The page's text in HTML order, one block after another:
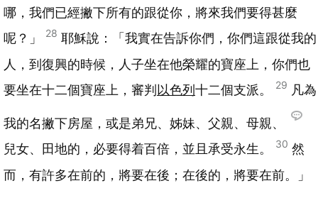
哪，我們已經撇下所有的跟從你，將來我們要得甚麼
呢？」
28 耶穌說：「我實在告訴你們，你們這跟從我的
人，到復興的時候，人子坐在他榮耀的寶座上，你們也
要坐在十二個寶座上，審判 以色列十二個支派。 29 凡為
我的名撇下房屋，或是弟兄、姊妹、父親、母親、
兒女、田地的，必要得着百倍，並且承受永生。
30 然
而，有許多在前的，將要在後；在後的，將要在前。」